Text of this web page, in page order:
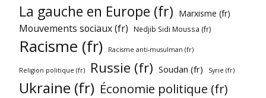
La gauche en Europe (fr) Marxisme (fr)
Mouvements sociaux (fr) Nedjib Sidi Moussa (fr)
Racisme (fr) Racisme anti-musulman (fr)
Religion politique (fr) Russie (fr) Soudan (fr) Syrie (fr)
Ukraine (fr) Économie politique (fr)